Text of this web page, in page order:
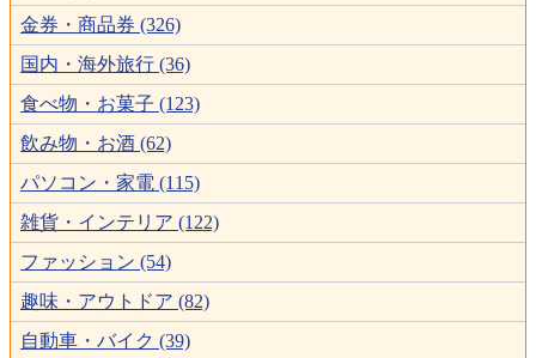
金券・商品券 (326)
国内・海外旅行 (36)
食べ物・お菓子 (123)
飲み物・お酒 (62)
パソコン・家電 (115)
雑貨・インテリア (122)
ファッション (54)
趣味・アウトドア (82)
自動車・バイク (39)